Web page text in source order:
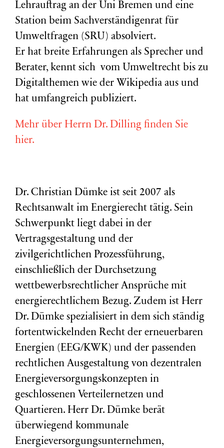
Lehrauftrag an der Uni Bremen und eine
Station beim Sachverständigenrat für
Umweltfragen (SRU) absolviert.
Er hat breite Erfahrungen als Sprecher und
Berater, kennt sich vom Umweltrecht bis zu
Digitalthemen wie der Wikipedia aus und
hat umfangreich publiziert.
Mehr über Herrn Dr. Dilling finden Sie
hier.
Dr. Christian Dümke ist seit 2007 als
Rechtsanwalt im Energierecht tätig. Sein
Schwerpunkt liegt dabei in der
Vertragsgestaltung und der
zivilgerichtlichen Prozessführung,
einschließlich der Durchsetzung
wettbewerbsrechtlicher Ansprüche mit
energierechtlichem Bezug. Zudem ist Herr
Dr. Dümke spezialisiert in dem sich ständig
fortentwickelnden Recht der erneuerbaren
Energien (EEG/KWK) und der passenden
rechtlichen Ausgestaltung von dezentralen
Energieversorgungskonzepten in
geschlossenen Verteilernetzen und
Quartieren. Herr Dr. Dümke berät
überwiegend kommunale
Energieversorgungsunternehmen,